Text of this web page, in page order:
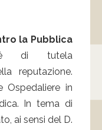
la Pubblica
di tutela
reputazione.
Ospedaliere in
In tema di
ai sensi del D.